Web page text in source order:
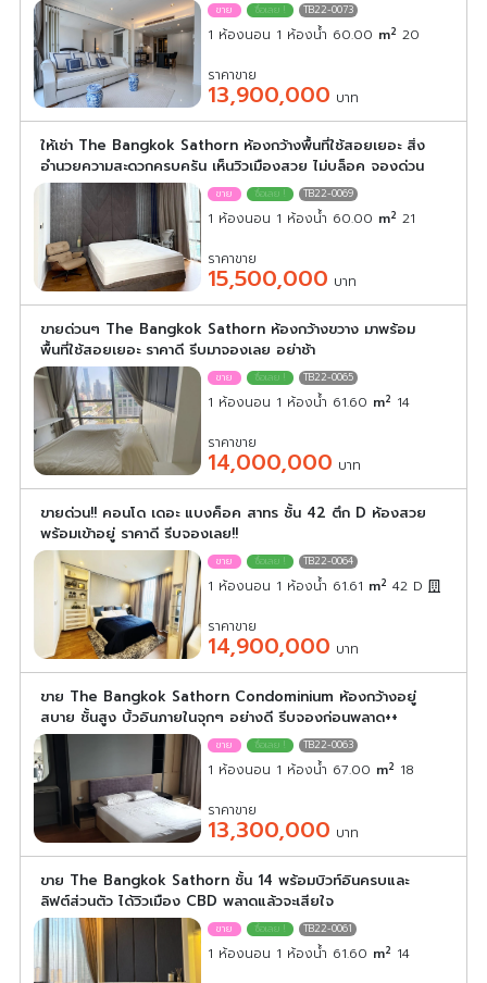
TB22-0073
1 ห้องนอน 1 ห้องน้ำ 60.00 m2 20
ราคาขาย
13,900,000 บาท
ให้เช่า The Bangkok Sathorn ห้องกว้างพื้นที่ใช้สอยเยอะ สิ่ง
อำนวยความสะดวกครบครัน เห็นวิวเมืองสวย ไม่บล็อค จองด่วน
TB22-0069
1 ห้องนอน 1 ห้องน้ำ 60.00 m2 21
ราคาขาย
15,500,000 บาท
ขายด่วนๆ The Bangkok Sathorn ห้องกว้างขวาง มาพร้อม
พื้นที่ใช้สอยเยอะ ราคาดี รีบมาจองเลย อย่าช้า
TB22-0065
1 ห้องนอน 1 ห้องน้ำ 61.60 m2 14
ราคาขาย
14,000,000 บาท
ขายด่วน!! คอนโด เดอะ แบงค็อค สาทร ชั้น 42 ตึก D ห้องสวย
พร้อมเข้าอยู่ ราคาดี รีบจองเลย!!
TB22-0064
1 ห้องนอน 1 ห้องน้ำ 61.61 m2 42 D
ราคาขาย
14,900,000 บาท
ขาย The Bangkok Sathorn Condominium ห้องกว้างอยู่
สบาย ชั้นสูง บิ้วอินภายในจุกๆ อย่างดี รีบจองก่อนพลาด++
TB22-0063
1 ห้องนอน 1 ห้องน้ำ 67.00 m2 18
ราคาขาย
13,300,000 บาท
ขาย The Bangkok Sathorn ชั้น 14 พร้อมบิวท์อินครบและ
ลิฟต์ส่วนตัว ได้วิวเมือง CBD พลาดแล้วจะเสียใจ
TB22-0061
1 ห้องนอน 1 ห้องน้ำ 61.60 m2 14